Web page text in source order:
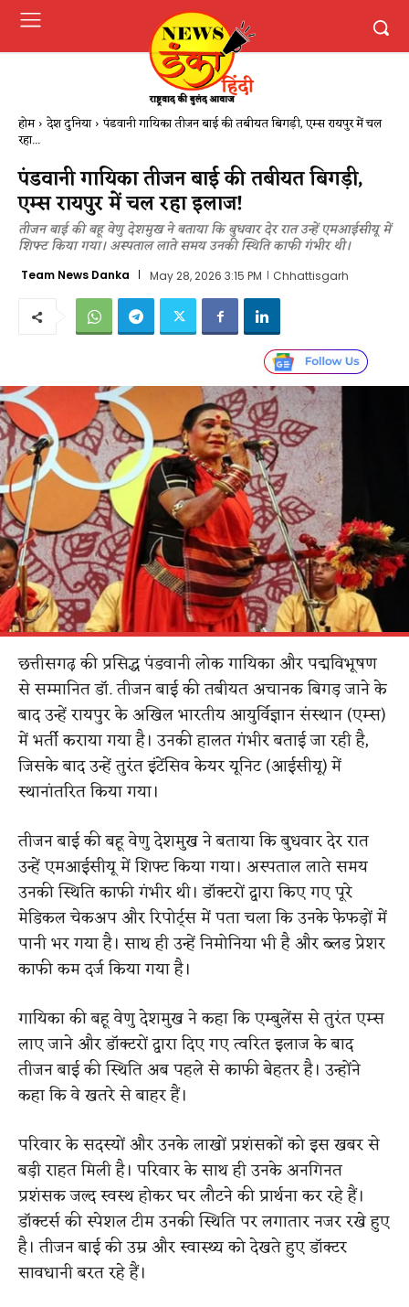
होम देश दुनिया पंडवानी गायिका तीजन बाई की तबीयत बिगड़ी, एम्स रायपुर में चल
रहा...
पंडवानी गायिका तीजन बाई की तबीयत बिगड़ी,
एम्स रायपुर में चल रहा इलाज!
तीजन बाई की बहू वेणु देशमुख ने बताया कि बुधवार देर रात उन्हें एमआईसीयू में
शिफ्ट किया गया। अस्पताल लाते समय उनकी स्थिति काफी गंभीर थी।
Team News Danka May 28, 2026 3:15 PM Chhattisgarh
छत्तीसगढ़ की प्रसिद्ध पंडवानी लोक गायिका और पद्मविभूषण
से सम्मानित डॉ. तीजन बाई की तबीयत अचानक बिगड़ जाने के
बाद उन्हें रायपुर के अखिल भारतीय आयुर्विज्ञान संस्थान (एम्स)
में भर्ती कराया गया है। उनकी हालत गंभीर बताई जा रही है,
जिसके बाद उन्हें तुरंत इंटेंसिव केयर यूनिट (आईसीयू) में
स्थानांतरित किया गया।
तीजन बाई की बहू वेणु देशमुख ने बताया कि बुधवार देर रात
उन्हें एमआईसीयू में शिफ्ट किया गया। अस्पताल लाते समय
उनकी स्थिति काफी गंभीर थी। डॉक्टरों द्वारा किए गए पूरे
मेडिकल चेकअप और रिपोर्ट्स में पता चला कि उनके फेफड़ों में
पानी भर गया है। साथ ही उन्हें निमोनिया भी है और ब्लड प्रेशर
काफी कम दर्ज किया गया है।
गायिका की बहू वेणु देशमुख ने कहा कि एम्बुलेंस से तुरंत एम्स
लाए जाने और डॉक्टरों द्वारा दिए गए त्वरित इलाज के बाद
तीजन बाई की स्थिति अब पहले से काफी बेहतर है। उन्होंने
कहा कि वे खतरे से बाहर हैं।
परिवार के सदस्यों और उनके लाखों प्रशंसकों को इस खबर से
बड़ी राहत मिली है। परिवार के साथ ही उनके अनगिनत
प्रशंसक जल्द स्वस्थ होकर घर लौटने की प्रार्थना कर रहे हैं।
डॉक्टर्स की स्पेशल टीम उनकी स्थिति पर लगातार नजर रखे हुए
है। तीजन बाई की उम्र और स्वास्थ्य को देखते हुए डॉक्टर
सावधानी बरत रहे हैं।